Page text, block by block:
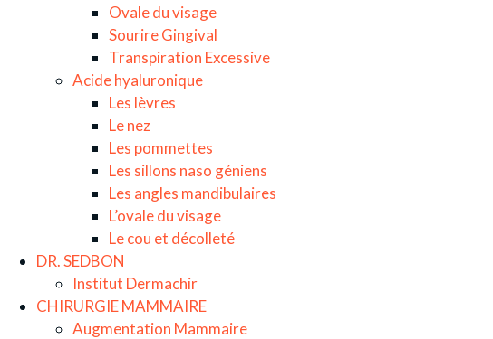
Ovale du visage
Sourire Gingival
Transpiration Excessive
Acide hyaluronique
Les lèvres
Le nez
Les pommettes
Les sillons naso géniens
Les angles mandibulaires
L’ovale du visage
Le cou et décolleté
DR. SEDBON
Institut Dermachir
CHIRURGIE MAMMAIRE
Augmentation Mammaire